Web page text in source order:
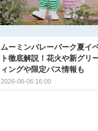
ムーミンバレーパーク夏イ
ト徹底解説！花火や新グリ
ィングや限定パス情報も
2026-08-06 16:00